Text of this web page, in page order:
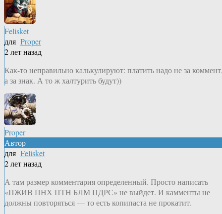
Felisket
для Proper
2 лет назад
Как-то неправильно калькулируют: платить надо не за
а за знак. А то ж халтурить будут))
Proper
Автор
для Felisket
2 лет назад
А там размер комментария определенный. Просто написать
«ПЖИВ ПНХ ПТН БЛМ ПДРС» не выйдет. И камменты не
должны повторяться — то есть копипаста не прокатит.